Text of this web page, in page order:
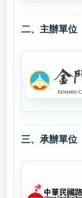
二、主辦單位
三、承辦單位